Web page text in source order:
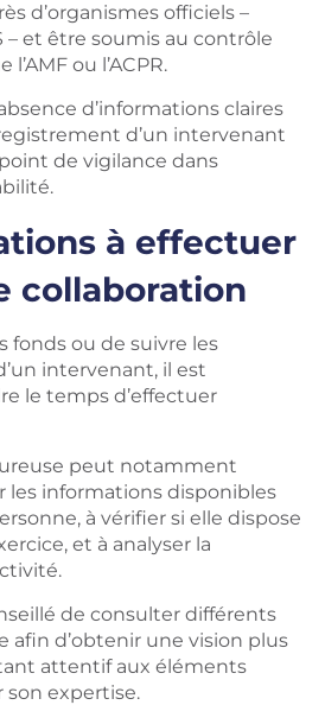
d’organismes officiels –
– et être soumis au contrôle
ou l’ACPR.
d’informations claires
d’un intervenant
de vigilance dans
à effectuer
collaboration
fonds ou de suivre les
intervenant, il est
le temps d’effectuer
peut notamment
les informations disponibles
à vérifier si elle dispose
et à analyser la
de consulter différents
afin d’obtenir une vision plus
attentif aux éléments
expertise.